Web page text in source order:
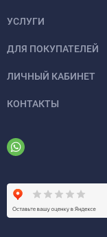
УСЛУГИ
ДЛЯ ПОКУПАТЕЛЕЙ
ЛИЧНЫЙ КАБИНЕТ
КОНТАКТЫ